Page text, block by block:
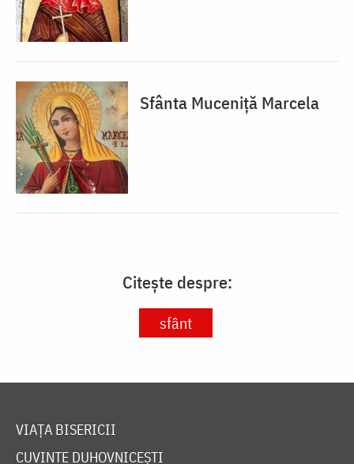
Sfânta Muceniță Marcela
Citește despre:
sfânt
VIAȚA BISERICII
CUVINTE DUHOVNICEȘTI